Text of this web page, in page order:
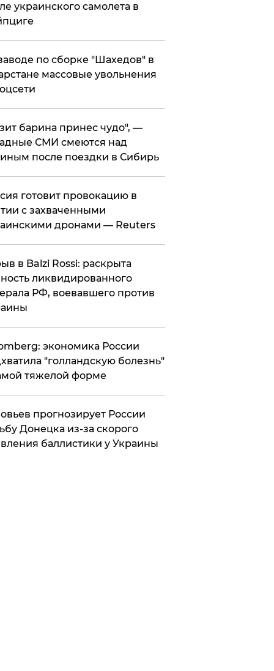
украинского самолета в
по сборке "Шахедов" в
массовые увольнения
барина принес чудо", —
СМИ смеются над
после поездки в Сибирь
готовит провокацию в
с захваченными
дронами — Reuters
в Balzi Rossi: раскрыта
ликвидированного
РФ, воевавшего против
экономика России
"голландскую болезнь"
тяжелой форме
прогнозирует России
Донецка из-за скорого
баллистики у Украины